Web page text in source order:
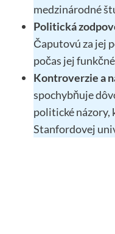
medzinárodné
Politická
Čaputovú za jej
počas jej
Kontroverzie a
spochybňuje
politické názory,
Stanfordovej